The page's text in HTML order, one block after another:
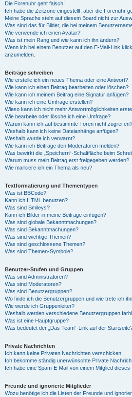
Die Forenuhr geht falsch!
Ich habe die Zeitzone eingestellt, aber die Forenuhr
Meine Sprache steht auf diesem Board nicht zur
Was sind das für Bilder, die bei meinem
Wie verwende ich einen Avatar?
Was ist mein Rang und wie kann ich ihn ändern?
Wenn ich bei einem Benutzer auf den E-Mail-Link
anzumelden.
Beiträge schreiben
Wie erstelle ich ein neues Thema oder eine Antwort?
Wie kann ich einen Beitrag bearbeiten oder löschen?
Wie kann ich meinem Beitrag eine Signatur anfügen?
Wie kann ich eine Umfrage erstellen?
Wieso kann ich nicht mehr Antwortmöglichkeiten
Wie bearbeite oder lösche ich eine Umfrage?
Warum kann ich auf bestimmte Foren nicht zugreifen?
Weshalb kann ich keine Dateianhänge anfügen?
Weshalb wurde ich verwarnt?
Wie kann ich Beiträge den Moderatoren melden?
Was bewirkt die „Speichern“-Schaltfläche beim
Warum muss mein Beitrag erst freigegeben werden?
Wie markiere ich ein Thema als neu?
Textformatierung und Thementypen
Was ist BBCode?
Kann ich HTML benutzen?
Was sind Smileys?
Kann ich Bilder in meine Beiträge einfügen?
Was sind globale Bekanntmachungen?
Was sind Bekanntmachungen?
Was sind wichtige Themen?
Was sind geschlossene Themen?
Was sind Themen-Symbole?
Benutzer-Stufen und Gruppen
Was sind Administratoren?
Was sind Moderatoren?
Was sind Benutzergruppen?
Wo finde ich die Benutzergruppen und wie trete ich
Wie werde ich Gruppenleiter?
Weshalb werden verschiedene Benutzergruppen
Was ist eine Hauptgruppe?
Was bedeutet der „Das Team“-Link auf der
Private Nachrichten
Ich kann keine Privaten Nachrichten verschicken!
Ich bekomme ständig unerwünschte Private
Ich habe eine Spam-E-Mail von einem Mitglied
Freunde und ignorierte Mitglieder
Wozu benötige ich die Listen der Freunde und